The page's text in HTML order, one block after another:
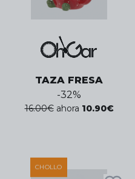
TAZA FRESA
-32%
16.00€ ahora 10.90€
CHOLLO